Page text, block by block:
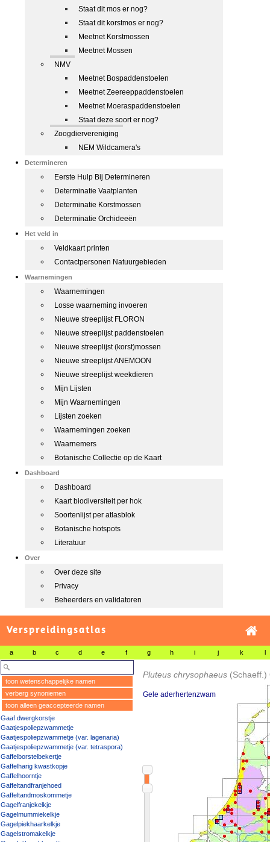
Staat dit mos er nog?
Staat dit korstmos er nog?
Meetnet Korstmossen
Meetnet Mossen
NMV
Meetnet Bospaddenstoelen
Meetnet Zeereeppaddenstoelen
Meetnet Moeraspaddenstoelen
Staat deze soort er nog?
Zoogdiervereniging
NEM Wildcamera's
Determineren
Eerste Hulp Bij Determineren
Determinatie Vaatplanten
Determinatie Korstmossen
Determinatie Orchideeën
Het veld in
Veldkaart printen
Contactpersonen Natuurgebieden
Waarnemingen
Waarnemingen
Losse waarneming invoeren
Nieuwe streeplijst FLORON
Nieuwe streeplijst paddenstoelen
Nieuwe streeplijst (korst)mossen
Nieuwe streeplijst ANEMOON
Nieuwe streeplijst weekdieren
Mijn Lijsten
Mijn Waarnemingen
Lijsten zoeken
Waarnemingen zoeken
Waarnemers
Botanische Collectie op de Kaart
Dashboard
Dashboard
Kaart biodiversiteit per hok
Soortenlijst per atlasblok
Botanische hotspots
Literatuur
Over
Over deze site
Privacy
Beheerders en validatoren
Verspreidingsatlas
a b c d e f g h i j k l
toon wetenschappelijke namen
verberg synoniemen
toon alleen geaccepteerde namen
Gaaf dwergkorstje
Gaatjespoliepzwammetje
Gaatjespoliepzwammetje (var. lagenaria)
Gaatjespoliepzwammetje (var. tetraspora)
Gaffelborstelbekertje
Gaffelharig kwastkopje
Gaffelhoorntje
Gaffeltandfranjehoed
Gaffeltandmoskommetje
Gagelfranjekelkje
Gagelmummiekelkje
Gagelpiekhaarkelkje
Gagelstromakelkje
Pluteus chrysophaeus (Schaeff.)
Gele aderhertenzwam